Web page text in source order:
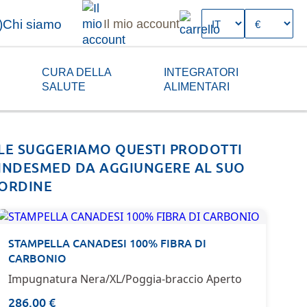
Chi siamo Il mio account
CURA DELLA
SALUTE
INTEGRATORI
ALIMENTARI
SUGGERIAMO QUESTI PRODOTTI
DA AGGIUNGERE AL SUO
STAMPELLA CANADESI 100% FIBRA DI
CARBONIO
Impugnatura Nera/XL/Poggia-braccio Aperto
286.00 €